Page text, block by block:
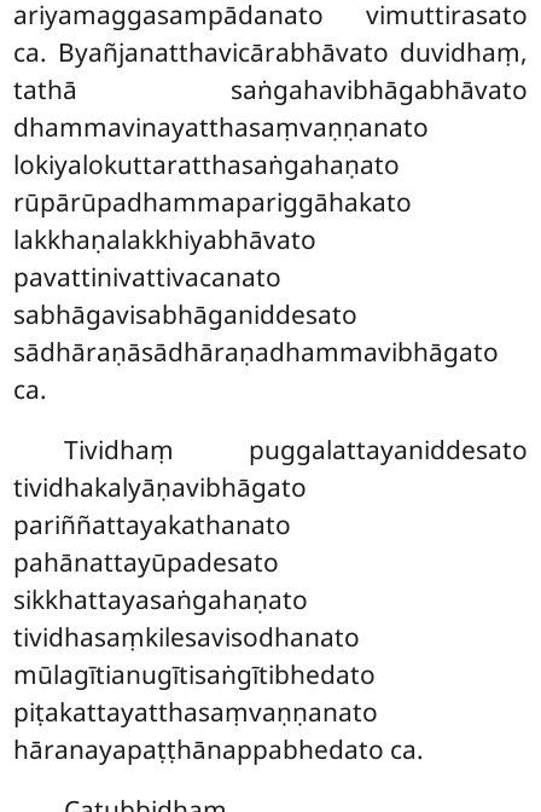
ariyamaggasampādanato vimuttirasato
ca. Byañjanatthavicārabhāvato duvidhaṃ,
tathā saṅgahavibhāgabhāvato
dhammavinayatthasaṃvaṇṇanato
lokiyalokuttaratthasaṅgahaṇato
rūpārūpadhammapariggāhakato
lakkhaṇalakkhiyabhāvato
pavattinivattivacanato
sabhāgavisabhāganiddesato
sādhāraṇāsādhāraṇadhammavibhāgato
ca.
Tividhaṃ puggalattayaniddesato
tividhakalyāṇavibhāgato
pariññattayakathanato
pahānattayūpadesato
sikkhattayasaṅgahaṇato
tividhasaṃkilesavisodhanato
mūlagītianugītisaṅgītibhedato
piṭakattayatthasaṃvaṇṇanato
hāranayapaṭṭhānappabhedato ca.